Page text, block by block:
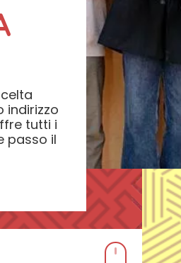
indirizzo
tutti i
passo il